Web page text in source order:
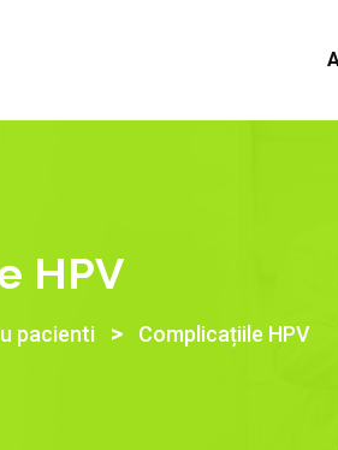
HPV
pacienti > Complicațiile HPV